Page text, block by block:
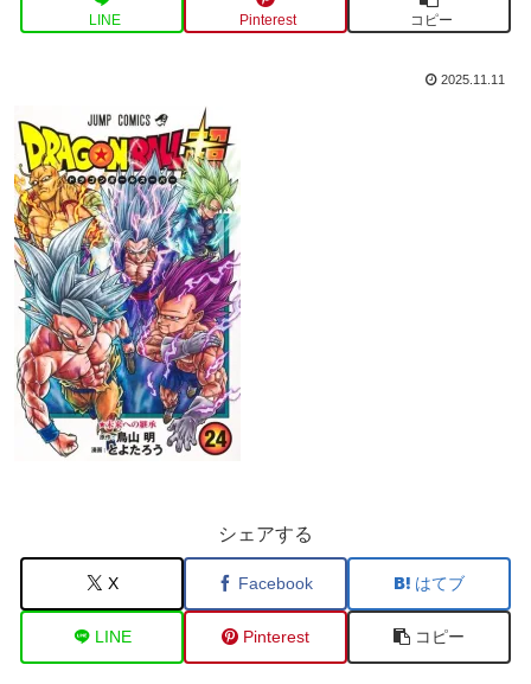
LINE Pinterest コピー
2025.11.11
シェアする
X Facebook はてブ
LINE Pinterest コピー